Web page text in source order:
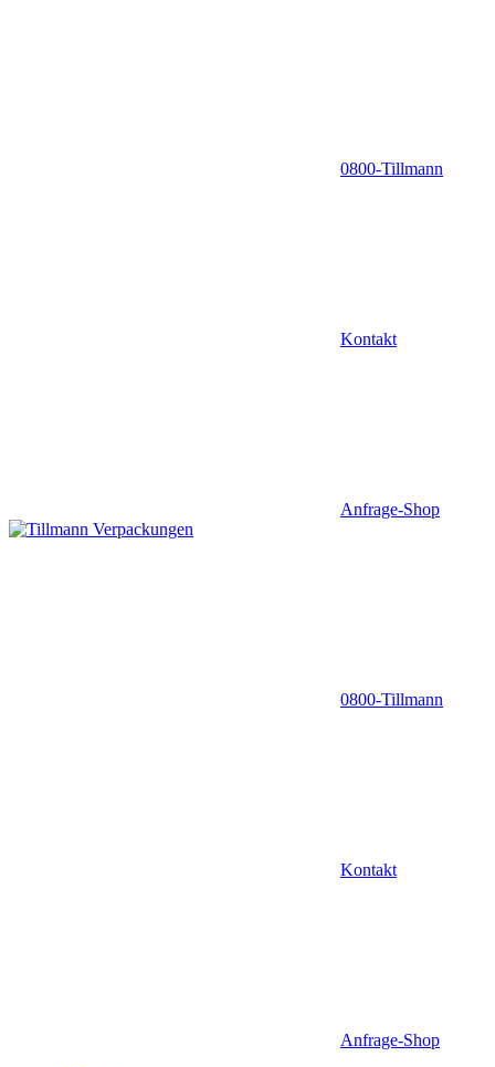
0800-Tillmann
Kontakt
Anfrage-Shop
0800-Tillmann
Kontakt
Anfrage-Shop